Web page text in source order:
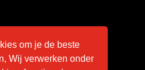
Contact
om je de beste
Wij verwerken onder